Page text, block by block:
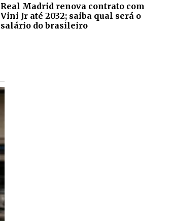
Real Madrid renova contrato com
Vini Jr até 2032; saiba qual será o
salário do brasileiro